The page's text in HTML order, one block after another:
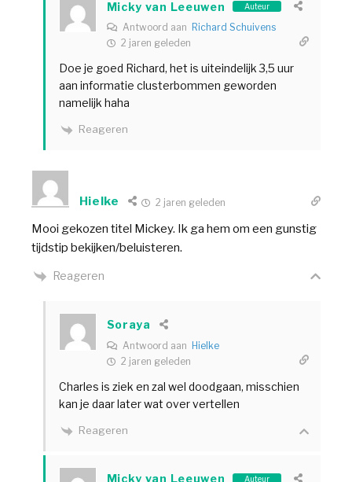
Micky van Leeuwen Auteur
Antwoord aan Richard Schuivens
2 jaren geleden
Doe je goed Richard, het is uiteindelijk 3,5 uur
aan informatie clusterbommen geworden
namelijk haha
Reageren
Hielke 2 jaren geleden
Mooi gekozen titel Mickey. Ik ga hem om een gunstig
tijdstip bekijken/beluisteren.
Reageren
Soraya
Antwoord aan Hielke
2 jaren geleden
Charles is ziek en zal wel doodgaan, misschien
kan je daar later wat over vertellen
Reageren
Micky van Leeuwen Auteur